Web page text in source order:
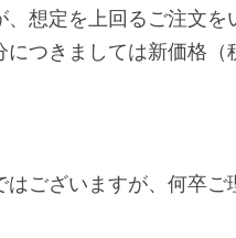
想定を上回るご注文
つきましては新価格（
ございますが、何卒